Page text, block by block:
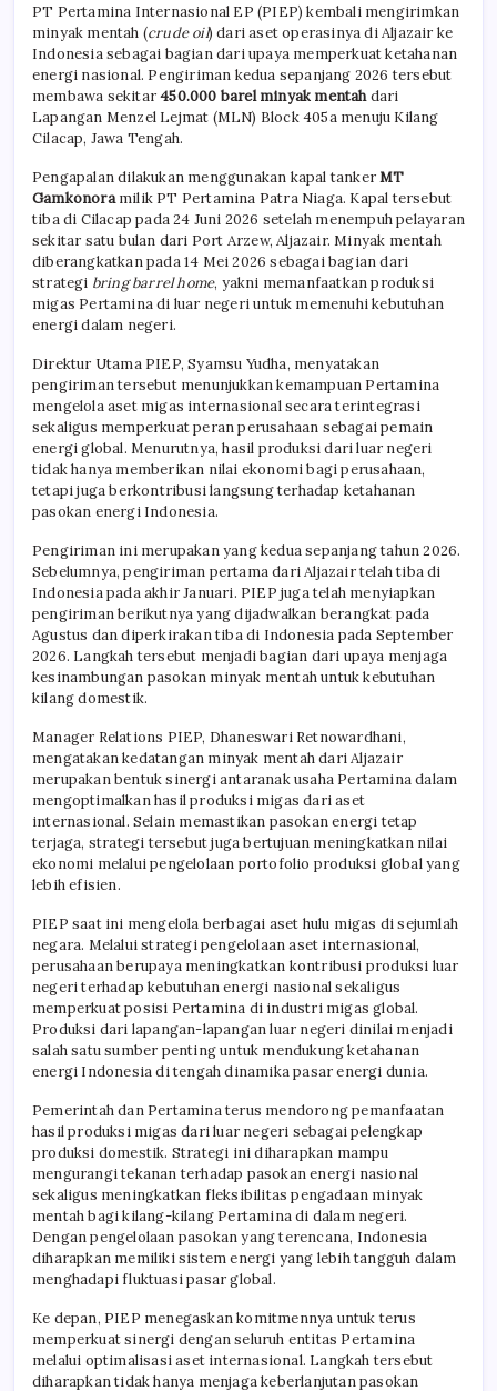
PT Pertamina Internasional EP (PIEP) kembali mengirimkan
minyak mentah (crude oil) dari aset operasinya di Aljazair ke
Indonesia sebagai bagian dari upaya memperkuat ketahanan
energi nasional. Pengiriman kedua sepanjang 2026 tersebut
membawa sekitar450.000 barel minyak mentahdari
Lapangan Menzel Lejmat (MLN) Block 405a menuju Kilang
Cilacap, Jawa Tengah.
Pengapalan dilakukan menggunakan kapal tankerMT
Gamkonoramilik PT Pertamina Patra Niaga. Kapal tersebut
tiba di Cilacap pada 24 Juni 2026 setelah menempuh pelayaran
sekitar satu bulan dari Port Arzew, Aljazair. Minyak mentah
diberangkatkan pada 14 Mei 2026 sebagai bagian dari
strategi bring barrel home, yakni memanfaatkan produksi
migas Pertamina di luar negeri untuk memenuhi kebutuhan
energi dalam negeri.
Direktur Utama PIEP, Syamsu Yudha, menyatakan
pengiriman tersebut menunjukkan kemampuan Pertamina
mengelola aset migas internasional secara terintegrasi
sekaligus memperkuat peran perusahaan sebagai pemain
energi global. Menurutnya, hasil produksi dari luar negeri
tidak hanya memberikan nilai ekonomi bagi perusahaan,
tetapi juga berkontribusi langsung terhadap ketahanan
pasokan energi Indonesia.
Pengiriman ini merupakan yang kedua sepanjang tahun 2026.
Sebelumnya, pengiriman pertama dari Aljazair telah tiba di
Indonesia pada akhir Januari. PIEP juga telah menyiapkan
pengiriman berikutnya yang dijadwalkan berangkat pada
Agustus dan diperkirakan tiba di Indonesia pada September
2026. Langkah tersebut menjadi bagian dari upaya menjaga
kesinambungan pasokan minyak mentah untuk kebutuhan
kilang domestik.
Manager Relations PIEP, Dhaneswari Retnowardhani,
mengatakan kedatangan minyak mentah dari Aljazair
merupakan bentuk sinergi antaranak usaha Pertamina dalam
mengoptimalkan hasil produksi migas dari aset
internasional. Selain memastikan pasokan energi tetap
terjaga, strategi tersebut juga bertujuan meningkatkan nilai
ekonomi melalui pengelolaan portofolio produksi global yang
lebih efisien.
PIEP saat ini mengelola berbagai aset hulu migas di sejumlah
negara. Melalui strategi pengelolaan aset internasional,
perusahaan berupaya meningkatkan kontribusi produksi luar
negeri terhadap kebutuhan energi nasional sekaligus
memperkuat posisi Pertamina di industri migas global.
Produksi dari lapangan-lapangan luar negeri dinilai menjadi
salah satu sumber penting untuk mendukung ketahanan
energi Indonesia di tengah dinamika pasar energi dunia.
Pemerintah dan Pertamina terus mendorong pemanfaatan
hasil produksi migas dari luar negeri sebagai pelengkap
produksi domestik. Strategi ini diharapkan mampu
mengurangi tekanan terhadap pasokan energi nasional
sekaligus meningkatkan fleksibilitas pengadaan minyak
mentah bagi kilang-kilang Pertamina di dalam negeri.
Dengan pengelolaan pasokan yang terencana, Indonesia
diharapkan memiliki sistem energi yang lebih tangguh dalam
menghadapi fluktuasi pasar global.
Ke depan, PIEP menegaskan komitmennya untuk terus
memperkuat sinergi dengan seluruh entitas Pertamina
melalui optimalisasi aset internasional. Langkah tersebut
diharapkan tidak hanya menjaga keberlanjutan pasokan